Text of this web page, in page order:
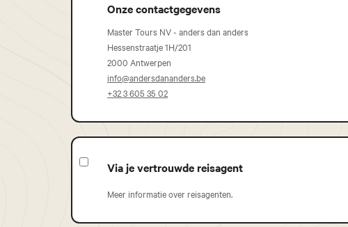
Onze contactgegevens
Master Tours NV - anders dan anders
Hessenstraatje 1H/201
2000 Antwerpen
info@andersdananders.be
+32 3 605 35 02
Via je vertrouwde reisagent
Meer informatie over reisagenten.